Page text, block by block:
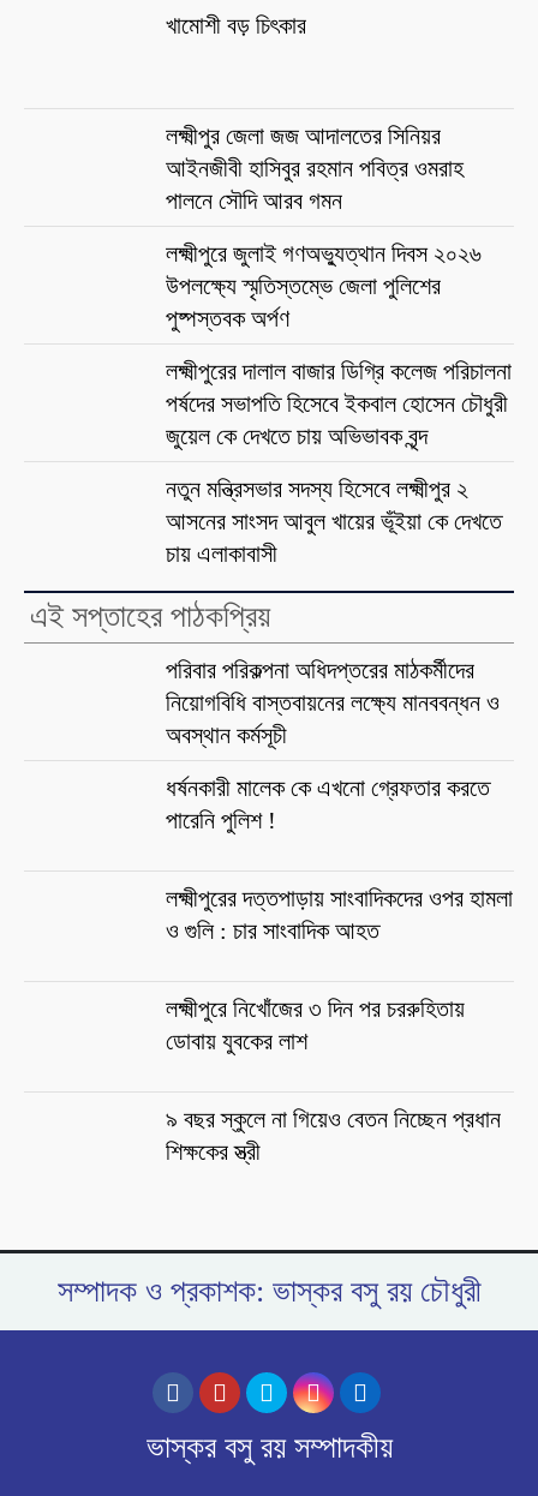
খামোশী বড় চিৎকার
লক্ষ্মীপুর জেলা জজ আদালতের সিনিয়র
আইনজীবী হাসিবুর রহমান পবিত্র ওমরাহ
পালনে সৌদি আরব গমন
লক্ষ্মীপুরে জুলাই গণঅভ্যুত্থান দিবস ২০২৬
উপলক্ষ্যে স্মৃতিস্তম্ভে জেলা পুলিশের
পুষ্পস্তবক অর্পণ
লক্ষ্মীপুরের দালাল বাজার ডিগ্রি কলেজ পরিচালনা
পর্ষদের সভাপতি হিসেবে ইকবাল হোসেন চৌধুরী
জুয়েল কে দেখতে চায় অভিভাবক বৃন্দ
নতুন মন্ত্রিসভার সদস্য হিসেবে লক্ষ্মীপুর ২
আসনের সাংসদ আবুল খায়ের ভূঁইয়া কে দেখতে
চায় এলাকাবাসী
এই সপ্তাহের পাঠকপ্রিয়
পরিবার পরিকল্পনা অধিদপ্তরের মাঠকর্মীদের
নিয়োগবিধি বাস্তবায়নের লক্ষ্যে মানববন্ধন ও
অবস্থান কর্মসূচী
ধর্ষনকারী মালেক কে এখনো গ্রেফতার করতে
পারেনি পুলিশ !
লক্ষ্মীপুরের দত্তপাড়ায় সাংবাদিকদের ওপর হামলা
ও গুলি : চার সাংবাদিক আহত
লক্ষ্মীপুরে নিখোঁজের ৩ দিন পর চররুহিতায়
ডোবায় যুবকের লাশ
৯ বছর স্কুলে না গিয়েও বেতন নিচ্ছেন প্রধান
শিক্ষকের স্ত্রী
সম্পাদক ও প্রকাশক: ভাস্কর বসু রয় চৌধুরী
ভাস্কর বসু রয় সম্পাদকীয়